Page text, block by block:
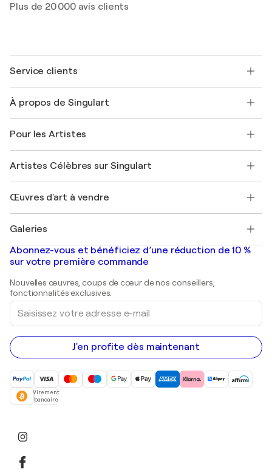
Plus de 20 000 avis clients
Service clients
Expédition
Offrir une carte cadeau
Rejoignez notre programme commercial
Mon compte
+33 1 76 44 06 42
À propos de Singulart
FAQ
Magazine Singulart
Emplois
Découvrez une sélection d'art original
Pour les Artistes
Se connecter en tant qu'Artiste
Artistes Célèbres sur Singulart
Marc Chagall
Banksy
Mr. Brainwash
Shepard Fairey
Œuvres d'art à vendre
Tableaux abstraits à vendre
Peintures de paysage
Estampes
Peintures acryliques
Galeries
Galeries d'art en France
Galeries d'art en Belgique
Abonnez-vous et bénéficiez d’une réduction de 10 %
sur votre première commande
Nouvelles œuvres, coups de cœur de nos conseillers,
fonctionnalités exclusives.
Saisissez
votre
adresse
e-
mail
J'en profite dès maintenant
Virement
bancaire